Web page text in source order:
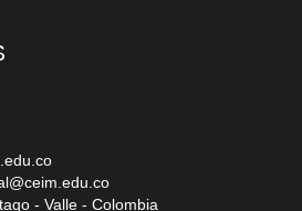
- Valle - Colombia